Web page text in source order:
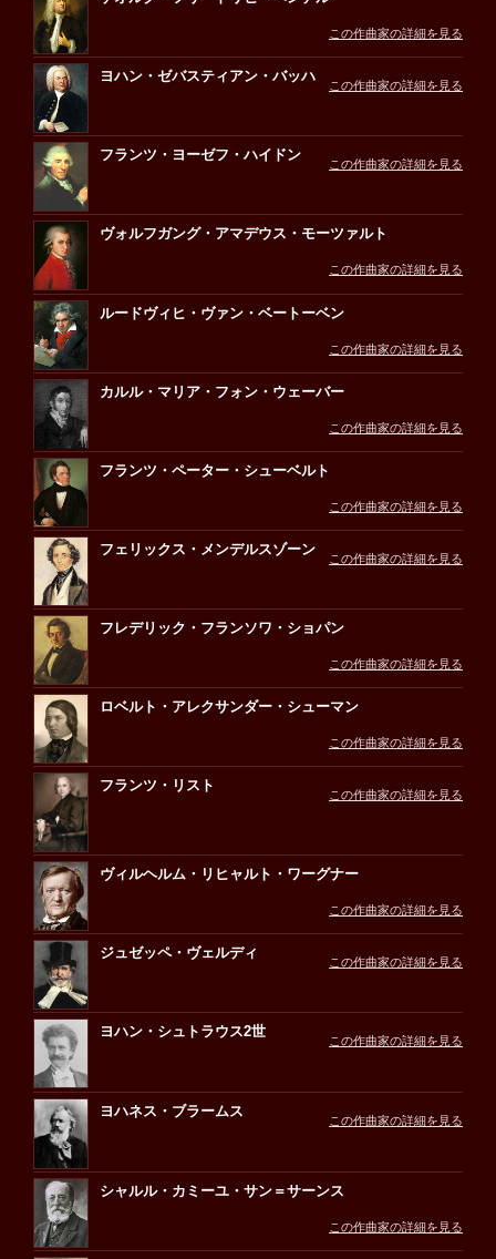
この作曲家の詳細を見る
ヨハン・ゼバスティアン・バッハ
この作曲家の詳細を見る
フランツ・ヨーゼフ・ハイドン
この作曲家の詳細を見る
ヴォルフガング・アマデウス・モーツァルト
この作曲家の詳細を見る
ルードヴィヒ・ヴァン・ベートーベン
この作曲家の詳細を見る
カルル・マリア・フォン・ウェーバー
この作曲家の詳細を見る
フランツ・ペーター・シューベルト
この作曲家の詳細を見る
フェリックス・メンデルスゾーン
この作曲家の詳細を見る
フレデリック・フランソワ・ショパン
この作曲家の詳細を見る
ロベルト・アレクサンダー・シューマン
この作曲家の詳細を見る
フランツ・リスト
この作曲家の詳細を見る
ヴィルヘルム・リヒャルト・ワーグナー
この作曲家の詳細を見る
ジュゼッペ・ヴェルディ
この作曲家の詳細を見る
ヨハン・シュトラウス2世
この作曲家の詳細を見る
ヨハネス・ブラームス
この作曲家の詳細を見る
シャルル・カミーユ・サン＝サーンス
この作曲家の詳細を見る